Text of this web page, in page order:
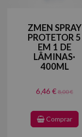
ZMEN SPRAY
PROTETOR 5
EM 1 DE
LÂMINAS·
400ML
6,46 €8,00 €
Comprar